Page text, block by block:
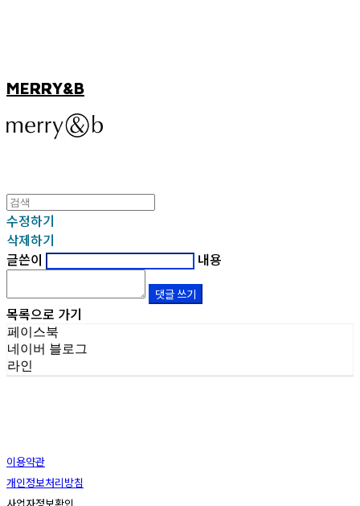
MERRY&B
수정하기
삭제하기
글쓴이
내용
댓글 쓰기
목록으로 가기
페이스북
네이버 블로그
라인
이용약관
개인정보처리방침
사업자정보확인